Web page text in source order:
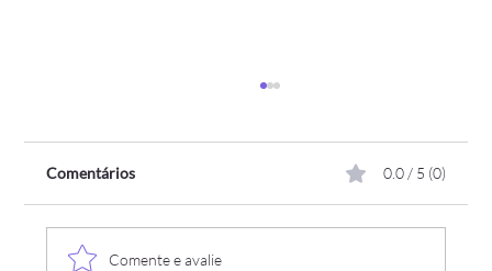
Comentários 0.0 / 5 (0)
Comente e avalie